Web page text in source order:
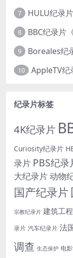
7
8
9
10
纪录片标签
4K纪录片
Curiosity纪录片
录片 PBS纪录
大纪录片动物
国产纪录片
宗教纪录片 建筑工程
录片 汽车纪录片 法
调查 生态保护 电